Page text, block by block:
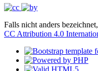
Falls nicht anders
CC Attribution 4.0